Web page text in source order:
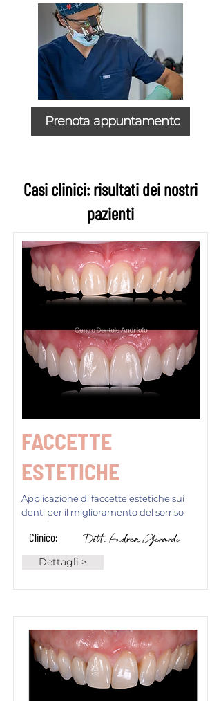
Prenota appuntamento
Casi clinici: risultati dei nostri
pazienti
FACCETTE
ESTETICHE
Applicazione di faccette estetiche sui
denti per il miglioramento del sorriso
Clinico: Dott. Andrea Gerardi
Dettagli >